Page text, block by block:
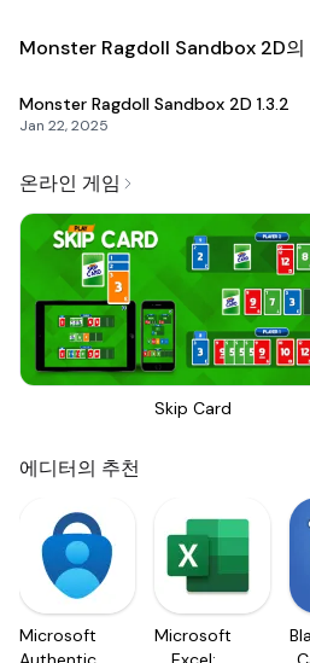
Monster Ragdoll Sandbox 2D의
Monster Ragdoll Sandbox 2D 1.3.2
Jan 22, 2025
온라인 게임
Skip Card
에디터의 추천
Microsoft
Microsoft